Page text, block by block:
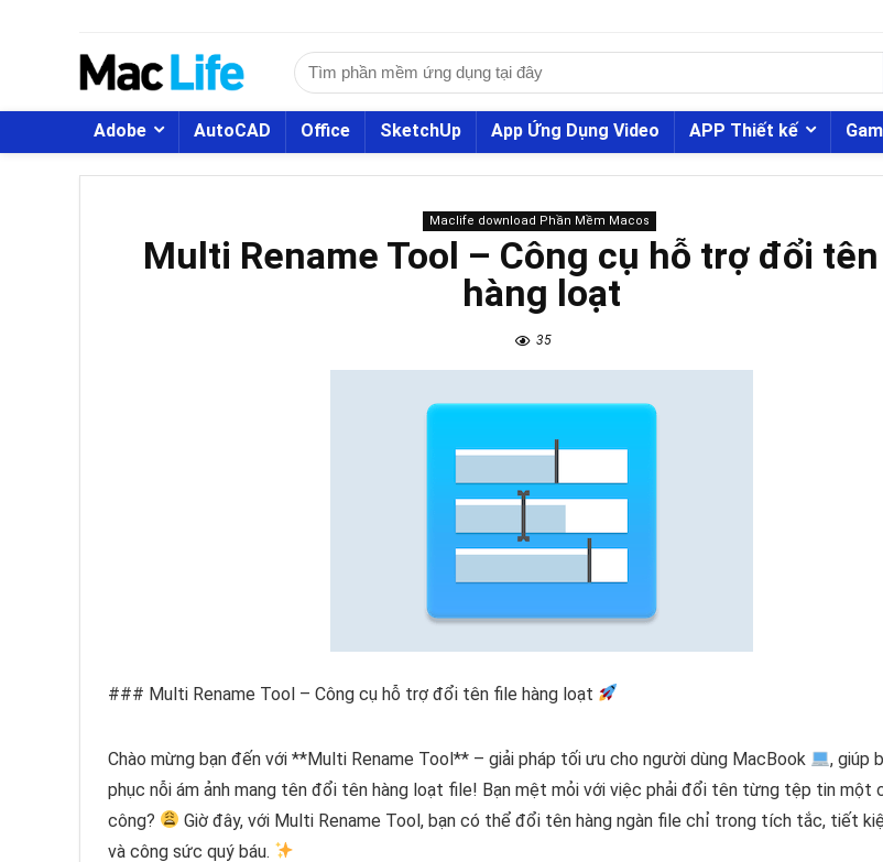
Adobe AutoCAD Office SketchUp App Ứng Dụng Video APP Thiết kế
Maclife download Phần Mềm Macos
Multi Rename Tool – Công cụ hỗ trợ đổi
hàng loạt
35
### Multi Rename Tool – Công cụ hỗ trợ đổi tên file hàng loạt
Chào mừng bạn đến với **Multi Rename Tool** – giải pháp tối ưu cho người dùng MacBook
, giúp
phục nỗi ám ảnh mang tên đổi tên hàng loạt file! Bạn mệt mỏi với việc phải đổi tên từng tệp tin một
công?
Giờ đây, với Multi Rename Tool, bạn có thể đổi tên hàng ngàn file chỉ trong tích tắc, tiết
và công sức quý báu.